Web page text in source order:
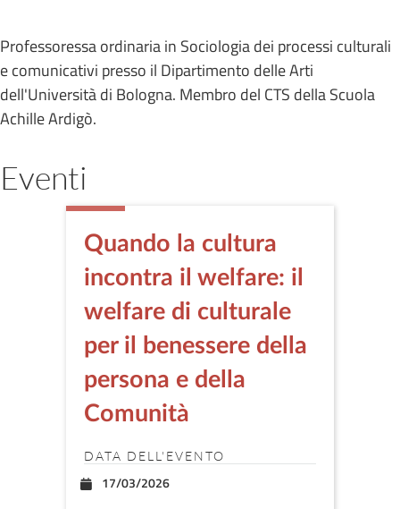
Professoressa ordinaria in Sociologia dei processi culturali
e comunicativi presso il Dipartimento delle Arti
dell'Università di Bologna. Membro del CTS della Scuola
Achille Ardigò.
Eventi
Quando la cultura
incontra il welfare: il
welfare di culturale
per il benessere della
persona e della
Comunità
DATA DELL'EVENTO
17/03/2026